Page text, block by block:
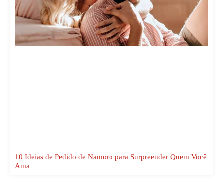
10 Ideias de Pedido de Namoro para Surpreender Quem Você
Ama